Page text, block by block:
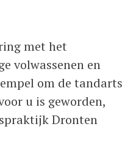
met het
volwassenen en
om de tandarts
u is geworden,
Dronten